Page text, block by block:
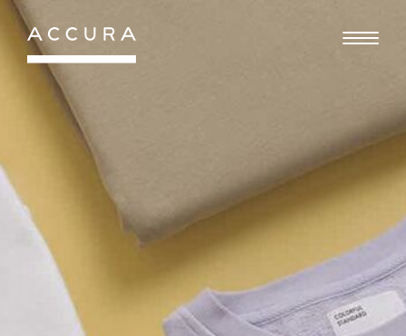
Gå
til
indhold